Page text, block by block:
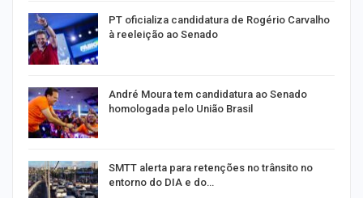
PT oficializa candidatura de Rogério Carvalho
à reeleição ao Senado
André Moura tem candidatura ao Senado
homologada pelo União Brasil
SMTT alerta para retenções no trânsito no
entorno do DIA e do…